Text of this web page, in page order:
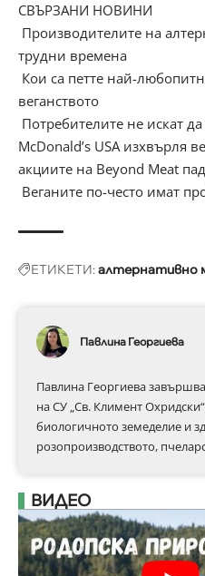
СВЪРЗАНИ НОВИНИ
Производителите на
трудни времена
Кои са петте най-
веганството
Потребителите не искат
McDonald’s USA изхвърля
акциите на Beyond Meat
Веганите по-често имат
ЕТИКЕТИ:алтернативно
Павлина Георгиева
Павлина Георгиева
на СУ „Св. Климент
биологичното земеделие и
розопроизводството,
ВИДЕО